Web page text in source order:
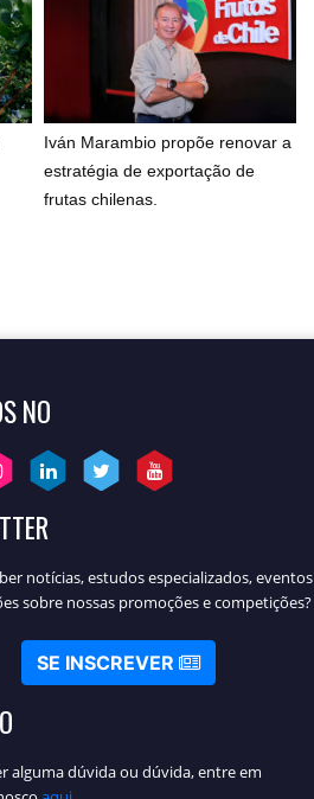
Iván Marambio propõe renovar a
estratégia de exportação de
frutas chilenas.
NO
notícias, estudos especializados, eventos
sobre nossas promoções e competições?
SE INSCREVER
alguma dúvida ou dúvida, entre em